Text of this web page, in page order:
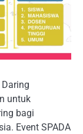
untuk
bagi
Event SPADA